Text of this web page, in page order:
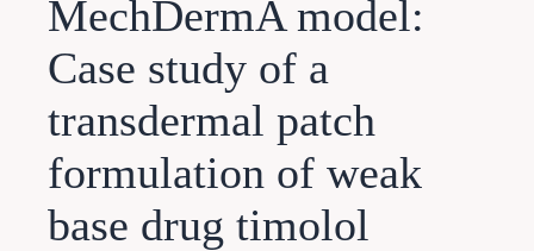
MechDermA model:
Case study of a
transdermal patch
formulation of weak
base drug timolol